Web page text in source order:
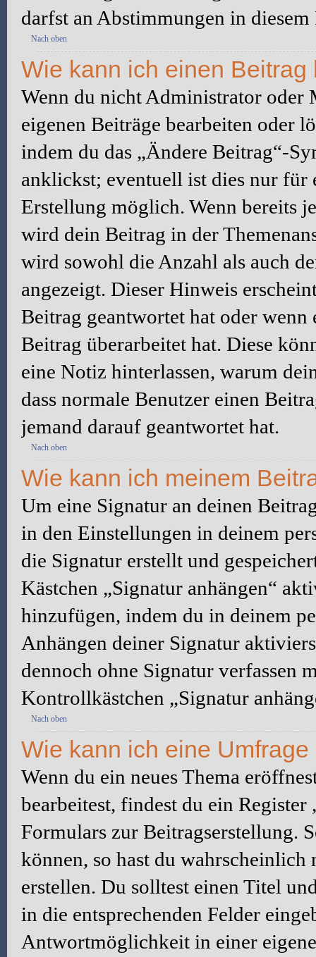
darfst an Abstimmungen in
Nach oben
Wie kann ich einen
Wenn du nicht Administrator oder
eigenen Beiträge bearbeiten oder
indem du das „Ändere Beitrag“-
anklickst; eventuell ist dies nur für
Erstellung möglich. Wenn bereits
wird dein Beitrag in der
wird sowohl die Anzahl als auch
angezeigt. Dieser Hinweis
Beitrag geantwortet hat oder
Beitrag überarbeitet hat. Diese
eine Notiz hinterlassen, warum
dass normale Benutzer einen
jemand darauf geantwortet hat.
Nach oben
Wie kann ich meinem
Um eine Signatur an deinen
in den Einstellungen in deinem
die Signatur erstellt und
Kästchen „Signatur anhängen“
hinzufügen, indem du in deinem
Anhängen deiner Signatur
dennoch ohne Signatur verfassen
Kontrollkästchen „Signatur
Nach oben
Wie kann ich eine
Wenn du ein neues Thema
bearbeitest, findest du ein
Formulars zur Beitragserstellung.
können, so hast du
erstellen. Du solltest einen Titel
in die entsprechenden Felder
Antwortmöglichkeit in einer